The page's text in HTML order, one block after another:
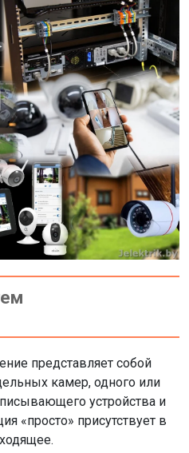
представляет собой
камер, одного или
устройства и
«просто» присутствует в